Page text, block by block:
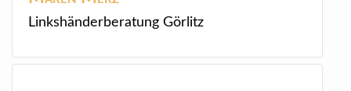
Linkshänderberatung Görlitz